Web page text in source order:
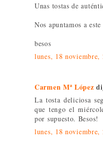
Unas tostas de
Nos apuntamos a
besos
lunes, 18 noviembre,
Carmen Mª López
La tosta deliciosa
que tengo el
por supuesto. Besos!
lunes, 18 noviembre,